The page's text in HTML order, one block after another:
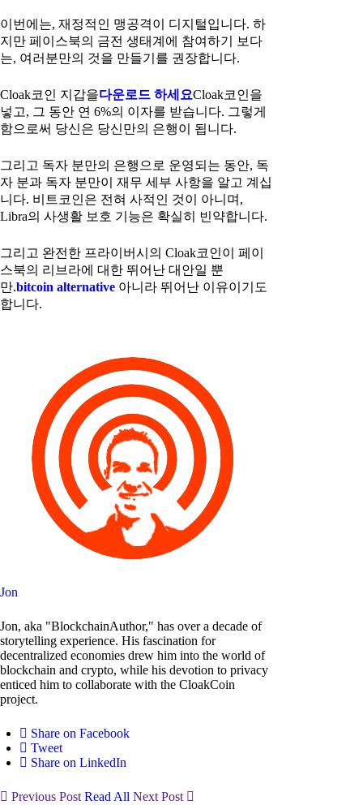
이번에는, 재정적인 맹공격이 디지털입니다. 하
지만 페이스북의 금전 생태계에 참여하기 보다
는, 여러분만의 것을 만들기를 권장합니다.
Cloak코인 지갑을다운로드 하세요Cloak코인을
넣고, 그 동안 연 6%의 이자를 받습니다. 그렇게
함으로써 당신은 당신만의 은행이 됩니다.
그리고 독자 분만의 은행으로 운영되는 동안, 독
자 분과 독자 분만이 재무 세부 사항을 알고 계십
니다. 비트코인은 전혀 사적인 것이 아니며,
Libra의 사생활 보호 기능은 확실히 빈약합니다.
그리고 완전한 프라이버시의 Cloak코인이 페이
스북의 리브라에 대한 뛰어난 대안일 뿐
만.bitcoin alternative 아니라 뛰어난 이유이기도
합니다.
Jon
Jon, aka "BlockchainAuthor," has over a decade of
storytelling experience. His fascination for
decentralized economies drew him into the world of
blockchain and crypto, while his devotion to privacy
enticed him to collaborate with the CloakCoin
project.
Share on Facebook
Tweet
Share on LinkedIn
Previous Post Read All Next Post